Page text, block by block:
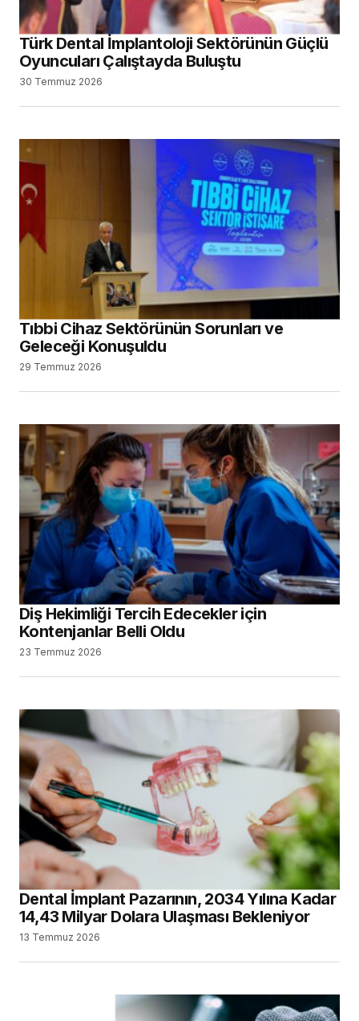
Türk Dental İmplantoloji Sektörünün Güçlü
Oyuncuları Çalıştayda Buluştu
30 Temmuz 2026
Tıbbi Cihaz Sektörünün Sorunları ve
Geleceği Konuşuldu
29 Temmuz 2026
Diş Hekimliği Tercih Edecekler için
Kontenjanlar Belli Oldu
23 Temmuz 2026
Dental İmplant Pazarının, 2034 Yılına Kadar
14,43 Milyar Dolara Ulaşması Bekleniyor
13 Temmuz 2026